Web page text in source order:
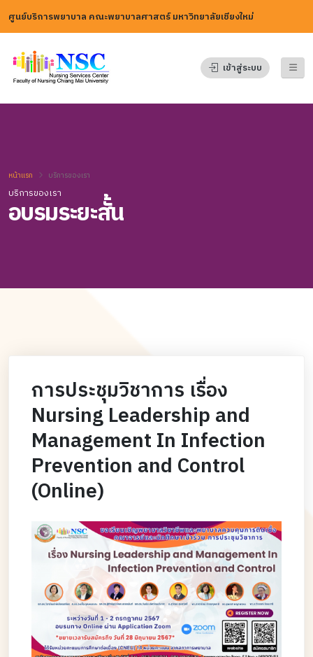
ศูนย์บริการพยาบาล คณะพยาบาลศาสตร์ มหาวิทยาลัยเชียงใหม่
เข้าสู่ระบบ
บริการของเรา
อบรมระยะสั้น
หน้าแรก บริการของเรา
การประชุมวิชาการ เรื่อง
Nursing Leadership and
Management In Infection
Prevention and Control
(Online)